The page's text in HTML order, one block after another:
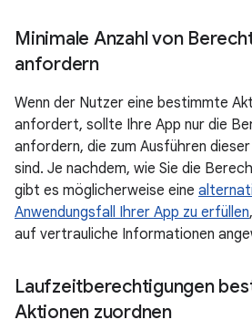
Minimale Anzahl von
anfordern
Wenn der Nutzer eine bestimmte
anfordert, sollte Ihre App nur die
anfordern, die zum Ausführen
sind. Je nachdem, wie Sie die
gibt es möglicherweise eine
Anwendungsfall Ihrer App zu erfüllen
auf vertrauliche Informationen
Laufzeitberechtigungen
Aktionen zuordnen